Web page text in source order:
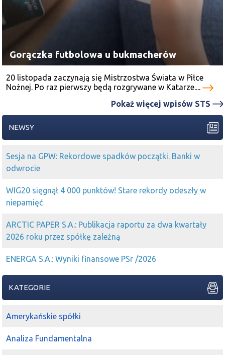
Gorączka futbolowa u bukmacherów
20 listopada zaczynają się Mistrzostwa Świata w Piłce
Nożnej. Po raz pierwszy będą rozgrywane w Katarze....
Pokaż więcej wpisów STS
NEWSY
Sesja na GPW: Rekordowe spadków początki. Banki w
odwrocie
WIG20 sięgnął 4 000 punktów! Stare rekordy odeszły w
niepamięć
ARCTIC PAPER S.A.: Publikacja raportu za dwa kwartały
2026 roku przez spółkę zależną
ENERGA S.A.: Wyniki finansowe PSr /2026
KATEGORIE
Amerykańskie spółki
Analiza Fundamentalna